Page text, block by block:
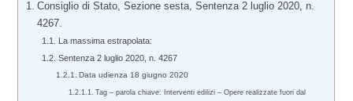
Consiglio di Stato, Sezione sesta, Sentenza 2 luglio 2020, n.
4267.
La massima estrapolata:
Sentenza 2 luglio 2020, n. 4267
Data udienza 18 giugno 2020
Tag – parola chiave: Interventi edilizi – Opere realizzate fuori dal